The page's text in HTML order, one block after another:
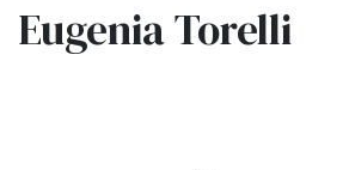
Eugenia Torelli